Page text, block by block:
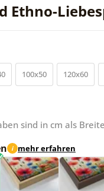
Ethno-
100x50 120x60
sind in cm als
i mehr erfahren